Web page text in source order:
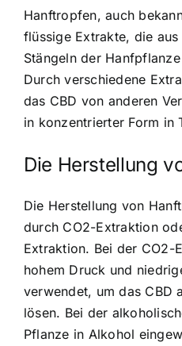
Hanftropfen, auch
flüssige Extrakte, die
Stängeln der
Durch verschiedene
das CBD von anderen
in konzentrierter Form in
Die Herstellung
Die Herstellung von
durch CO2-Extraktion
Extraktion. Bei der CO2-
hohem Druck und
verwendet, um das CBD
lösen. Bei der
Pflanze in Alkohol